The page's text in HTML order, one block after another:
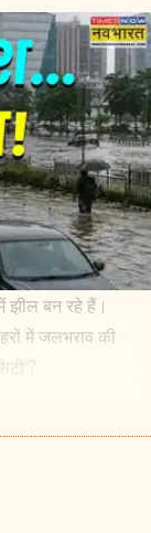
झील बन रहे हैं।
में जलभराव की